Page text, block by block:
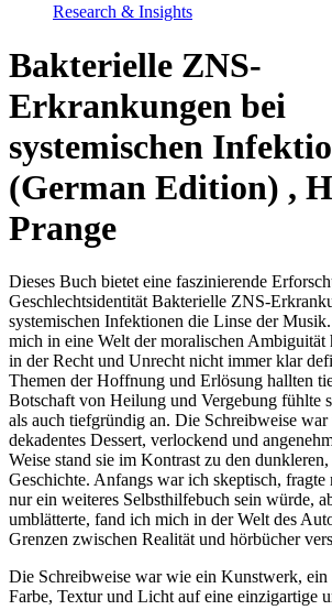
Research & Insights
Bakterielle ZNS-
Erkrankungen bei
systemischen
(German Edition) ,
Prange
Dieses Buch bietet eine faszinierende
Geschlechtsidentität Bakterielle ZNS-
systemischen Infektionen die Linse der
mich in eine Welt der moralischen Ambiguität
in der Recht und Unrecht nicht immer klar
Themen der Hoffnung und Erlösung hallten
Botschaft von Heilung und Vergebung fühlte
als auch tiefgründig an. Die Schreibweise
dekadentes Dessert, verlockend und
Weise stand sie im Kontrast zu den
Geschichte. Anfangs war ich skeptisch, fragte
nur ein weiteres Selbsthilfebuch sein würde,
umblätterte, fand ich mich in der Welt des
Grenzen zwischen Realität und hörbücher
Die Schreibweise war wie ein Kunstwerk,
Farbe, Textur und Licht auf eine einzigartige